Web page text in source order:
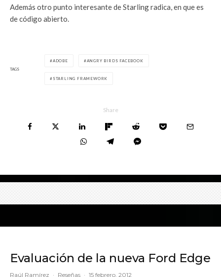
Además otro punto interesante de Starling radica, en que es
de código abierto.
TAGS
ADOBE ANGRY BIRDS FACEBOOK
STARLING FRAMEWORK
Share
Evaluación de la nueva Ford Edge
Raúl Ramírez · Reseñas · 15 febrero, 2012